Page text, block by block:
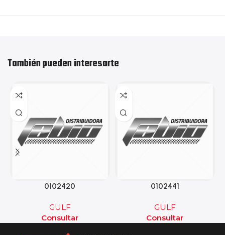
También pueden interesarte
0102420
GULF
Consultar
0102441
GULF
Consultar